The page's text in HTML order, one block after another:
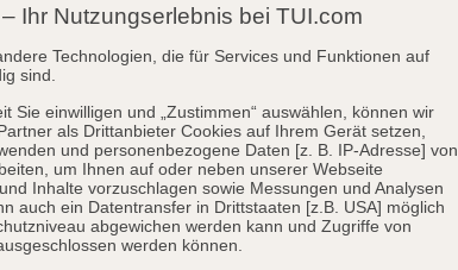
Ihr Nutzungserlebnis bei TUI.com
Technologien, die für Services und Funktionen auf
sind.
Sie einwilligen und „Zustimmen“ auswählen, können wir
als Drittanbieter Cookies auf Ihrem Gerät setzen,
und personenbezogene Daten [z. B. IP-Adresse] von
um Ihnen auf oder neben unserer Webseite
Inhalte vorzuschlagen sowie Messungen und Analysen
auch ein Datentransfer in Drittstaaten [z.B. USA] möglich
abgewichen werden kann und Zugriffe von
werden können.